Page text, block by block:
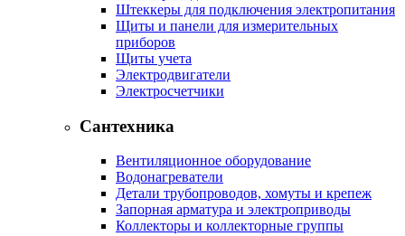
Штеккеры для подключения электропитания
Щиты и панели для измерительных
приборов
Щиты учета
Электродвигатели
Электросчетчики
Сантехника
Вентиляционное оборудование
Водонагреватели
Детали трубопроводов, хомуты и крепеж
Запорная арматура и электроприводы
Коллекторы и коллекторные группы